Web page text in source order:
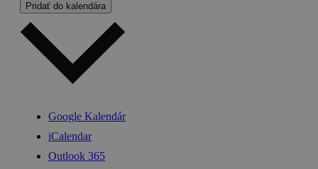
Pridať do kalendára
Google Kalendár
iCalendar
Outlook 365